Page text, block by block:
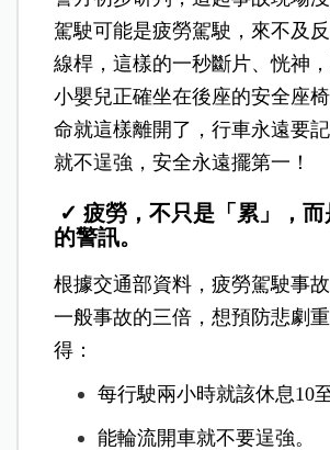
駕駛可能是疲勞駕駛，來不及
線桿，這樣的一秒斷片、恍神
小嬰兒正確坐在後座的安全座
命就這樣離開了，行車永遠要
就不逞強，安全永遠擺第一！
✓ 疲勞，不只是「累」，
的警訊。
根據交通部資料，疲勞駕駛事
一般事故的三倍，想預防悲劇
得：
每行駛兩小時就該休息10
能輪流開車就不要逞強。